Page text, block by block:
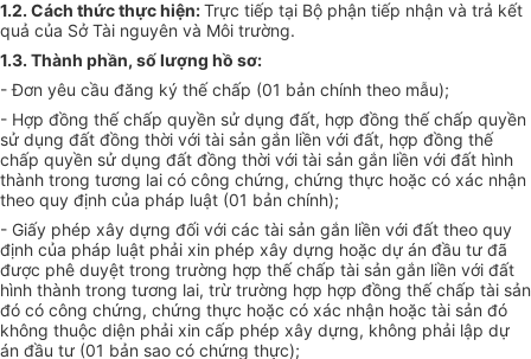
1.2. Cách thức thực hiện:Trực tiếp tại Bộ phận tiếp nhận và trả kết
quả của Sở Tài nguyên và Môi trường.
1.3. Thành phần, số lượng hồ sơ:
- Đơn yêu cầu đăng ký thế chấp (01 bản chính theo mẫu);
- Hợp đồng thế chấp quyền sử dụng đất, hợp đồng thế chấp quyền
sử dụng đất đồng thời với tài sản gắn liền với đất, hợp đồng thế
chấp quyền sử dụng đất đồng thời với tài sản gắn liền với đất hình
thành trong tương lai có công chứng, chứng thực hoặc có xác nhận
theo quy định của pháp luật (01 bản chính);
- Giấy phép xây dựng đối với các tài sản gắn liền với đất theo quy
định của pháp luật phải xin phép xây dựng hoặc dự án đầu tư đã
được phê duyệt trong trường hợp thế chấp tài sản gắn liền với đất
hình thành trong tương lai, trừ trường hợp hợp đồng thế chấp tài sản
đó có công chứng, chứng thực hoặc có xác nhận hoặc tài sản đó
không thuộc diện phải xin cấp phép xây dựng, không phải lập dự
án đầu tư (01 bản sao có chứng thực);